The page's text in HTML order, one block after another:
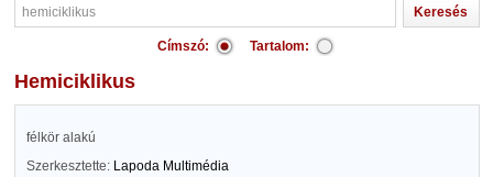
Címszó: Tartalom:
hemiciklikus
félkör alakú
Szerkesztette: Lapoda Multimédia